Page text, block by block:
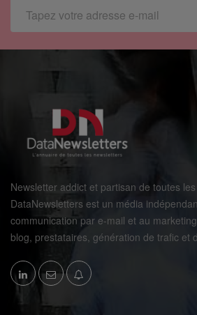
Newsletter addict et partisan de toutes
DataNewsletters est un média
communication par e-mail et au
blog, prestataires, génération de trafic et